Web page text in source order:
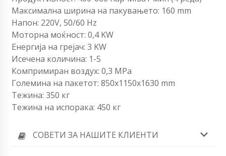
Максимална ширина на пакувањето: 160 mm
Напон: 220V, 50/60 Hz
Моторна моќност: 0,4 KW
Енергија на грејач: 3 KW
Исечена количина: 1-5
Компримиран воздух: 0,3 MPa
Големина на пакетот: 850x1150x1630 mm
Тежина: 350 кг
Тежина на испорака: 450 кг
СОВЕТИ ЗА НАШИТЕ КЛИЕНТИ